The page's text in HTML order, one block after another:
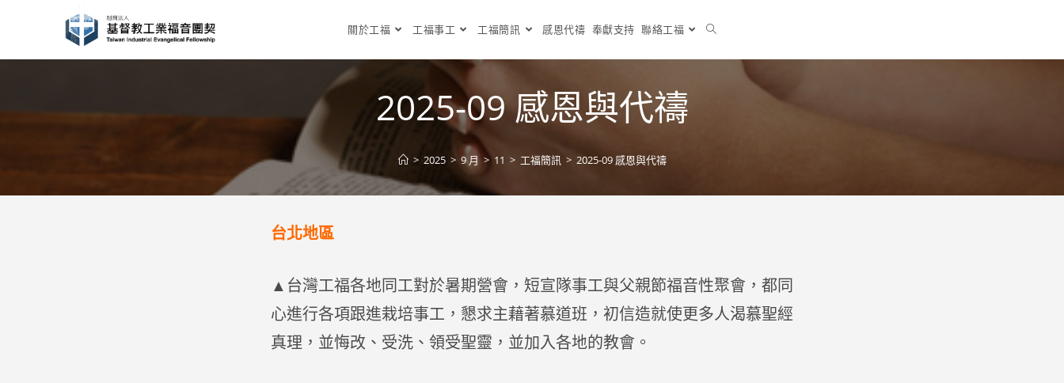
關於工福 工福事工 工福簡訊 感恩代禱 奉獻支持 聯絡工福
2025-09 感恩與代禱
> 2025 > 9 月 > 11 > 工福簡訊 > 2025-09 感恩與代禱
台北地區
▲台灣工福各地同工對於暑期營會，短宣隊事工與父親節福音性聚會，都同
心進行各項跟進栽培事工，懇求主藉著慕道班，初信造就使更多人渴慕聖經
真理，並悔改、受洗、領受聖靈，並加入各地的教會。